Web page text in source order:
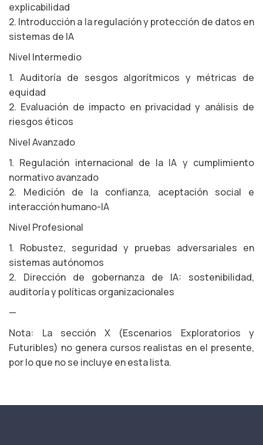
explicabilidad
2. Introducción a la regulación y protección de datos en
sistemas de IA
Nivel Intermedio
1. Auditoría de sesgos algorítmicos y métricas de
equidad
2. Evaluación de impacto en privacidad y análisis de
riesgos éticos
Nivel Avanzado
1. Regulación internacional de la IA y cumplimiento
normativo avanzado
2. Medición de la confianza, aceptación social e
interacción humano-IA
Nivel Profesional
1. Robustez, seguridad y pruebas adversariales en
sistemas autónomos
2. Dirección de gobernanza de IA: sostenibilidad,
auditoría y políticas organizacionales
—
Nota: La sección X (Escenarios Exploratorios y
Futuribles) no genera cursos realistas en el presente,
por lo que no se incluye en esta lista.